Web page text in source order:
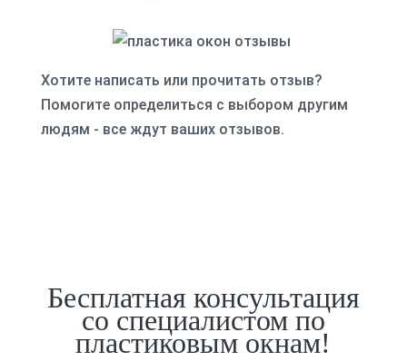
Хотите написать или прочитать отзыв?
Помогите определиться с выбором другим
людям - все ждут ваших отзывов.
Бесплатная консультация
со специалистом по
пластиковым окнам!